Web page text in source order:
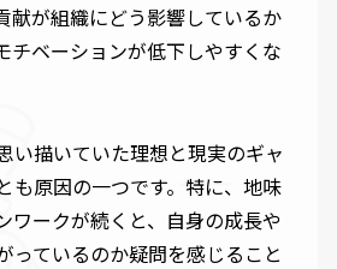
献が組織にどう影響しているか
チベーションが低下しやすくな
い描いていた理想と現実のギャ
も原因の一つです。特に、地味
ワークが続くと、自身の成長や
っているのか疑問を感じること